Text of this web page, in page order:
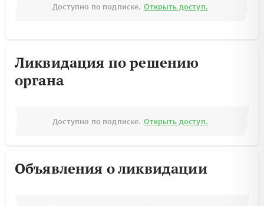
Доступно по подписке. Открыть доступ.
Ликвидация по решению
органа
Доступно по подписке. Открыть доступ.
Объявления о ликвидации